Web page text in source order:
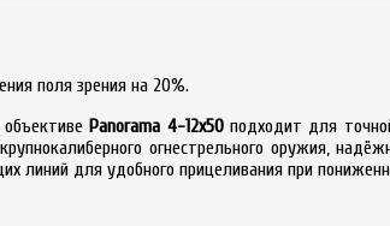
поля зрения на 20%.
объективеPanorama 4-12x50подходит для
огнестрельного оружия,
линий для удобного прицеливания при